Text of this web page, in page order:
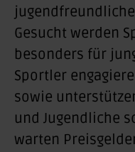
Gesucht werden
besonders für
Sportler
sowie
und Jugendliche
warten